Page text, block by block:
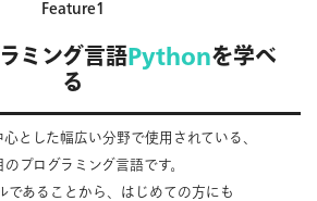
Feature1
ミング言語Pythonを学べ
る
とした幅広い分野で使用されている、
のプログラミング言語です。
であることから、はじめての方にも